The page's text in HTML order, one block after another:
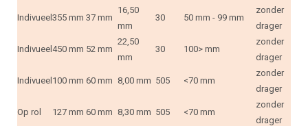
Indivueel 355 mm 37 mm
16,50
mm
30 50 mm - 99 mm
zonder
drager
Indivueel 450 mm 52 mm
22,50
mm
30 100> mm
zonder
drager
Indivueel 100 mm 60 mm 8,00 mm 505 <70 mm
zonder
drager
Op rol 127 mm 60 mm 8,30 mm 505 <70 mm
zonder
drager